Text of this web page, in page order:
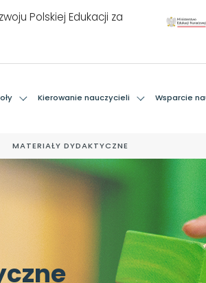
Polskiej Edukacji za
Kierowanie nauczycieli Wsparcie
MATERIAŁY DYDAKTYCZNE